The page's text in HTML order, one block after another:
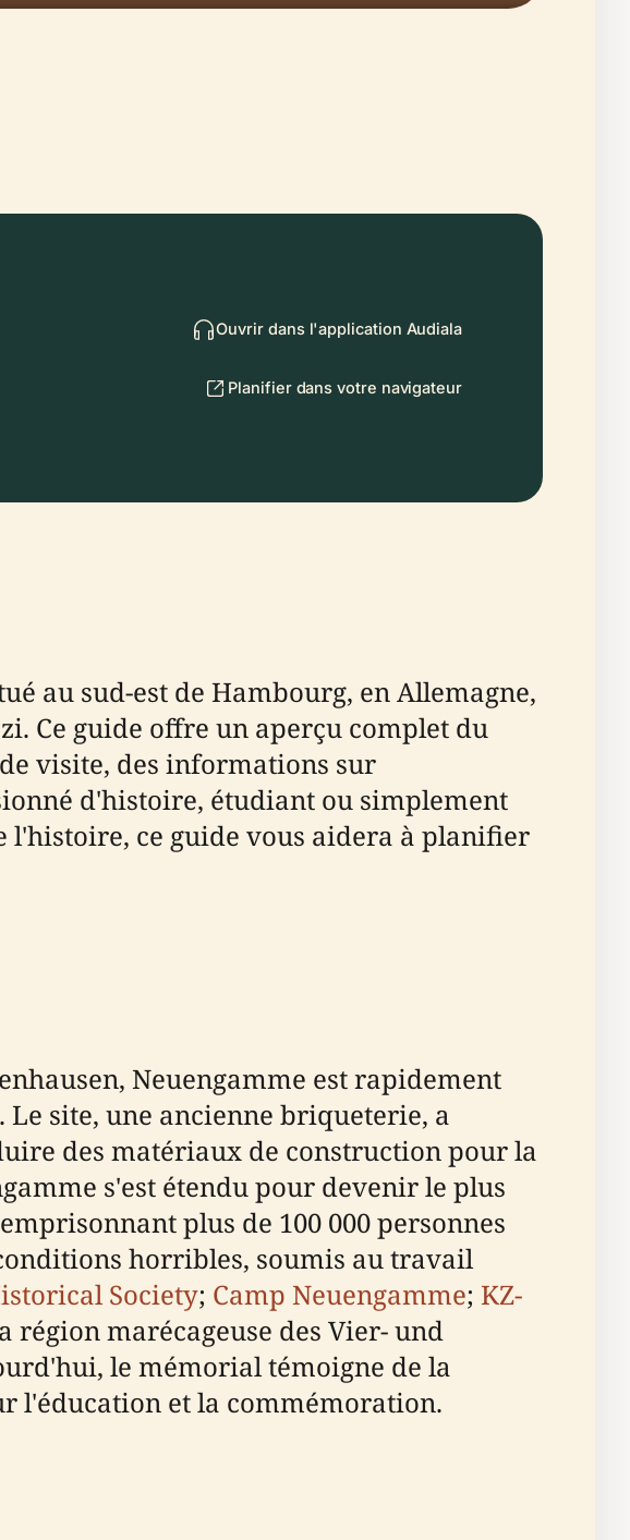
Ouvrir dans l'application Audiala
Planifier dans votre navigateur
au sud-est de Hambourg, en Allemagne,
Ce guide offre un aperçu complet du
visite, des informations sur
d'histoire, étudiant ou simplement
l'histoire, ce guide vous aidera à planifier
Neuengamme est rapidement
site, une ancienne briqueterie, a
des matériaux de construction pour la
s'est étendu pour devenir le plus
plus de 100 000 personnes
horribles, soumis au travail
Society; Camp Neuengamme; KZ-
région marécageuse des Vier- und
le mémorial témoigne de la
l'éducation et la commémoration.